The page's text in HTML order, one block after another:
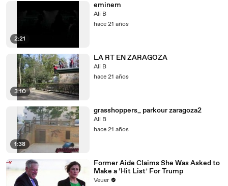
2:21
eminem
Ali B
hace 21 años
3:10
LA RT EN ZARAGOZA
Ali B
hace 21 años
1:38
grasshoppers_ parkour zaragoza2
Ali B
hace 21 años
Former Aide Claims She Was Asked to
Make a ‘Hit List’ For Trump
Veuer